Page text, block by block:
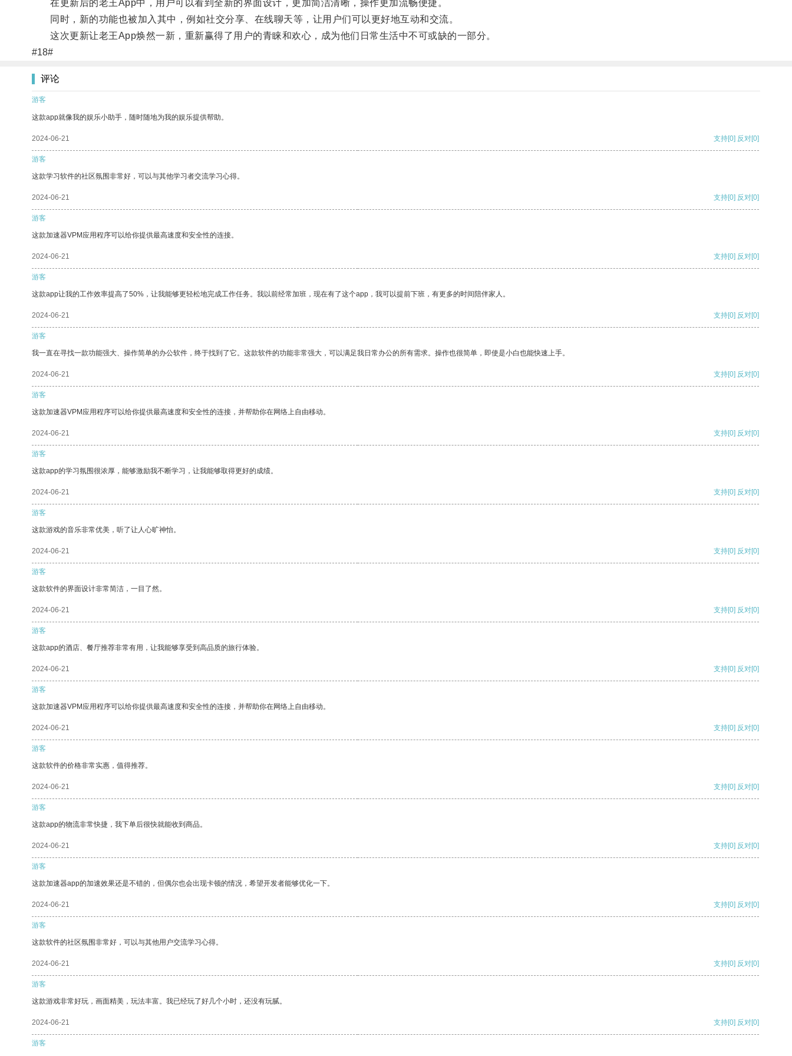
在更新后的老王App中，用户可以看到全新的界面设计，更加简洁清晰，操作更加流畅便捷。
同时，新的功能也被加入其中，例如社交分享、在线聊天等，让用户们可以更好地互动和交流。
这次更新让老王App焕然一新，重新赢得了用户的青睐和欢心，成为他们日常生活中不可或缺的一部分。
#18#
评论
游客
这款app就像我的娱乐小助手，随时随地为我的娱乐提供帮助。
2024-06-21 支持[0] 反对[0]
游客
这款学习软件的社区氛围非常好，可以与其他学习者交流学习心得。
2024-06-21 支持[0] 反对[0]
游客
这款加速器VPM应用程序可以给你提供最高速度和安全性的连接。
2024-06-21 支持[0] 反对[0]
游客
这款app让我的工作效率提高了50%，让我能够更轻松地完成工作任务。我以前经常加班，现在有了这个app，我可以提前下班，有更多的时间陪伴家人。
2024-06-21 支持[0] 反对[0]
游客
我一直在寻找一款功能强大、操作简单的办公软件，终于找到了它。这款软件的功能非常强大，可以满足我日常办公的所有需求。操作也很简单，即使是小白也能快速上手。
2024-06-21 支持[0] 反对[0]
游客
这款加速器VPM应用程序可以给你提供最高速度和安全性的连接，并帮助你在网络上自由移动。
2024-06-21 支持[0] 反对[0]
游客
这款app的学习氛围很浓厚，能够激励我不断学习，让我能够取得更好的成绩。
2024-06-21 支持[0] 反对[0]
游客
这款游戏的音乐非常优美，听了让人心旷神怡。
2024-06-21 支持[0] 反对[0]
游客
这款软件的界面设计非常简洁，一目了然。
2024-06-21 支持[0] 反对[0]
游客
这款app的酒店、餐厅推荐非常有用，让我能够享受到高品质的旅行体验。
2024-06-21 支持[0] 反对[0]
游客
这款加速器VPM应用程序可以给你提供最高速度和安全性的连接，并帮助你在网络上自由移动。
2024-06-21 支持[0] 反对[0]
游客
这款软件的价格非常实惠，值得推荐。
2024-06-21 支持[0] 反对[0]
游客
这款app的物流非常快捷，我下单后很快就能收到商品。
2024-06-21 支持[0] 反对[0]
游客
这款加速器app的加速效果还是不错的，但偶尔也会出现卡顿的情况，希望开发者能够优化一下。
2024-06-21 支持[0] 反对[0]
游客
这款软件的社区氛围非常好，可以与其他用户交流学习心得。
2024-06-21 支持[0] 反对[0]
游客
这款游戏非常好玩，画面精美，玩法丰富。我已经玩了好几个小时，还没有玩腻。
2024-06-21 支持[0] 反对[0]
游客